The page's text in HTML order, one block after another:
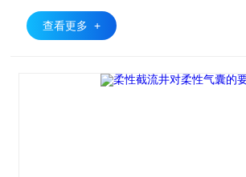
安装调试纪实
查看更多 +